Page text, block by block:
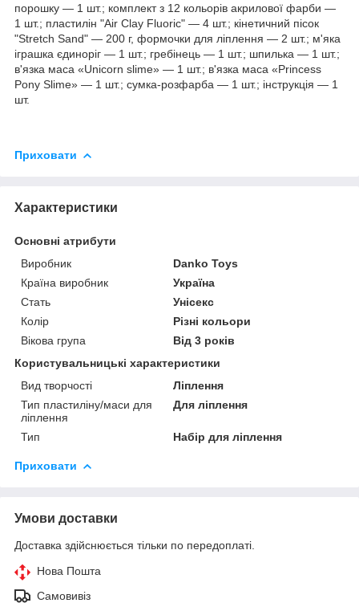
порошку — 1 шт.; комплект з 12 кольорів акрилової фарби —
1 шт.; пластилін "Air Clay Fluoric" — 4 шт.; кінетичний пісок
"Stretch Sand" — 200 г, формочки для ліплення — 2 шт.; м'яка
іграшка єдиноріг — 1 шт.; гребінець — 1 шт.; шпилька — 1 шт.;
в'язка маса «Unicorn slime» — 1 шт.; в'язка маса «Princess
Pony Slime» — 1 шт.; сумка-розфарба — 1 шт.; інструкція — 1
шт.
Приховати
Характеристики
Основні атрибути
Виробник
Danko Toys
Країна виробник
Україна
Стать
Унісекс
Колір
Різні кольори
Вікова група
Від 3 років
Користувальницькі характеристики
Вид творчості
Ліплення
Тип пластиліну/маси для
ліплення
Для ліплення
Тип Набір для ліплення
Приховати
Умови доставки
Доставка здійснюється тільки по передоплаті.
Нова Пошта
Самовивіз